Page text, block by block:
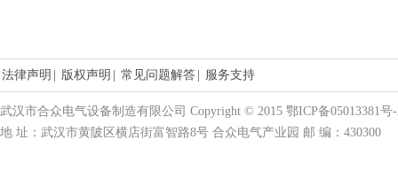
法律声明 版权声明 常见问题解答 服务支持
武汉市合众电气设备制造有限公司 Copyright © 2015 鄂ICP备05013381号
地 址：武汉市黄陂区横店街富智路8号 合众电气产业园 邮 编：430300